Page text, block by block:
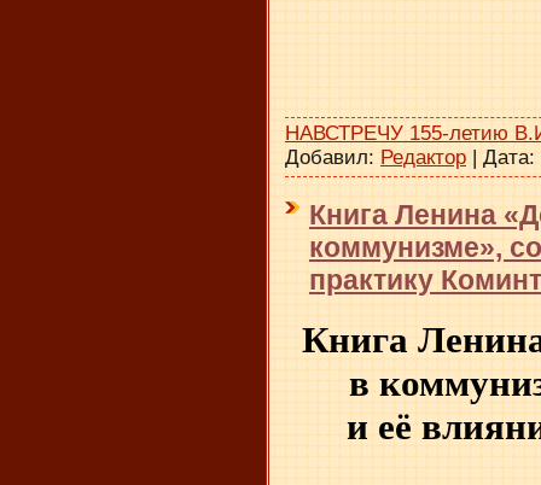
НАВСТРЕЧУ 155-летию
Добавил: Редактор | Дата:
Книга Ленина
коммунизме»,
практику
Книга
в
и её